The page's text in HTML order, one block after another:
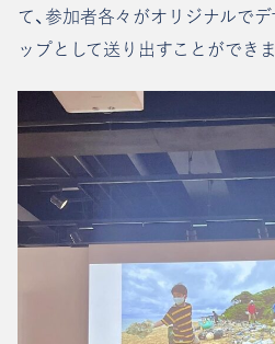
て、参加者各々がオリジナルで
ップとして送り出すことができま